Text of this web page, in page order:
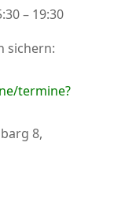
– 19:30
sichern:
termine?
8,